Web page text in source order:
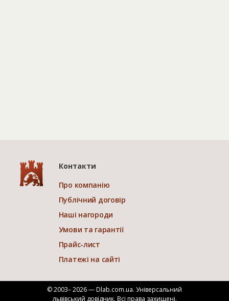
Контакти
Про компанію
Публічний договір
Наші нагороди
Умови та гарантії
Прайс-лист
Платежі на сайті
© 2003– 2026 — Dlab.com.ua. Універсальний
львівський довідник. Всі права захищені.